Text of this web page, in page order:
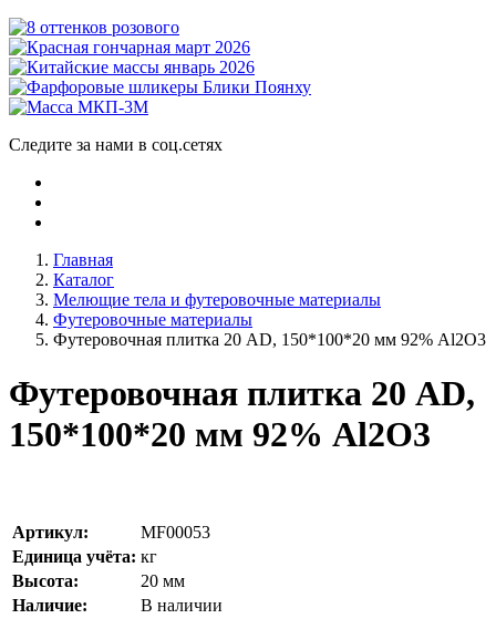
Следите за нами в соц.сетях
Главная
Каталог
Мелющие тела и футеровочные материалы
Футеровочные материалы
Футеровочная плитка 20 AD, 150*100*20 мм 92% Al2O3
Футеровочная плитка 20 AD,
150*100*20 мм 92% Al2O3
Артикул:
MF00053
Единица учёта: кг
Высота:
20 мм
Наличие:
В наличии